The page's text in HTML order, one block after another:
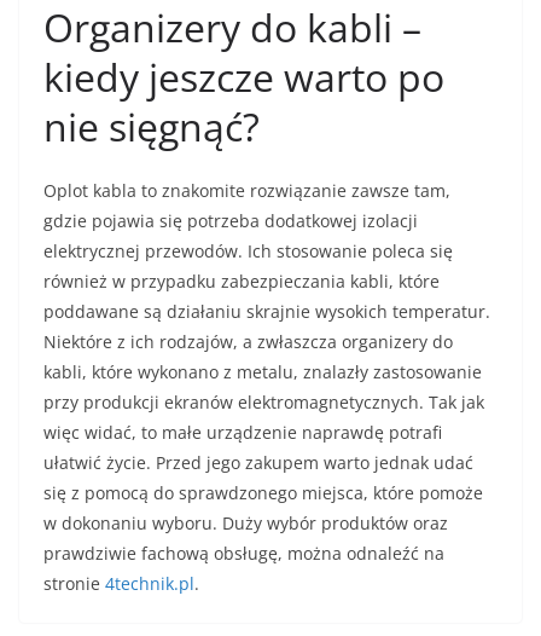
Organizery do kabli –
kiedy jeszcze warto po
nie sięgnąć?
Oplot kabla to znakomite rozwiązanie zawsze tam,
gdzie pojawia się potrzeba dodatkowej izolacji
elektrycznej przewodów. Ich stosowanie poleca się
również w przypadku zabezpieczania kabli, które
poddawane są działaniu skrajnie wysokich temperatur.
Niektóre z ich rodzajów, a zwłaszcza organizery do
kabli, które wykonano z metalu, znalazły zastosowanie
przy produkcji ekranów elektromagnetycznych. Tak jak
więc widać, to małe urządzenie naprawdę potrafi
ułatwić życie. Przed jego zakupem warto jednak udać
się z pomocą do sprawdzonego miejsca, które pomoże
w dokonaniu wyboru. Duży wybór produktów oraz
prawdziwie fachową obsługę, można odnaleźć na
stronie 4technik.pl.